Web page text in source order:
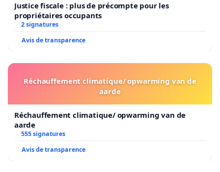
Justice fiscale : plus de précompte pour les
propriétaires occupants
2 signatures
Avis de transparence
Réchauffement climatique/ opwarming van de
aarde
Réchauffement climatique/ opwarming van de
aarde
555 signatures
Avis de transparence